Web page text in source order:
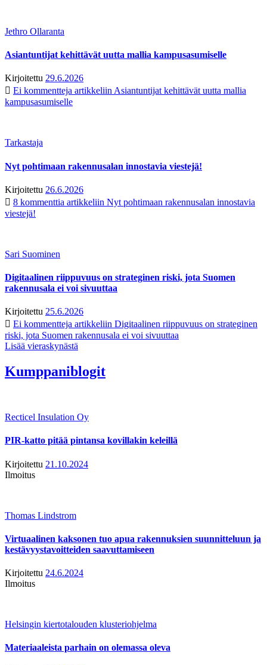
Jethro Ollaranta
Asiantuntijat kehittävät uutta mallia kampusasumiselle
Kirjoitettu 29.6.2026
Ei kommentteja artikkeliin Asiantuntijat kehittävät uutta mallia
kampusasumiselle
Tarkastaja
Nyt pohtimaan rakennusalan innostavia viestejä!
Kirjoitettu 26.6.2026
8 kommenttia artikkeliin Nyt pohtimaan rakennusalan innostavia
viestejä!
Sari Suominen
Digitaalinen riippuvuus on strateginen riski, jota Suomen
rakennusala ei voi sivuuttaa
Kirjoitettu 25.6.2026
Ei kommentteja artikkeliin Digitaalinen riippuvuus on strateginen
riski, jota Suomen rakennusala ei voi sivuuttaa
Lisää vieraskynästä
Kumppaniblogit
Recticel Insulation Oy
PIR-katto pitää pintansa kovillakin keleillä
Kirjoitettu 21.10.2024
Ilmoitus
Thomas Lindstrom
Virtuaalinen kaksonen tuo apua rakennuksien suunnitteluun ja
kestävyystavoitteiden saavuttamiseen
Kirjoitettu 24.6.2024
Ilmoitus
Helsingin kiertotalouden klusteriohjelma
Materiaaleista parhain on olemassa oleva